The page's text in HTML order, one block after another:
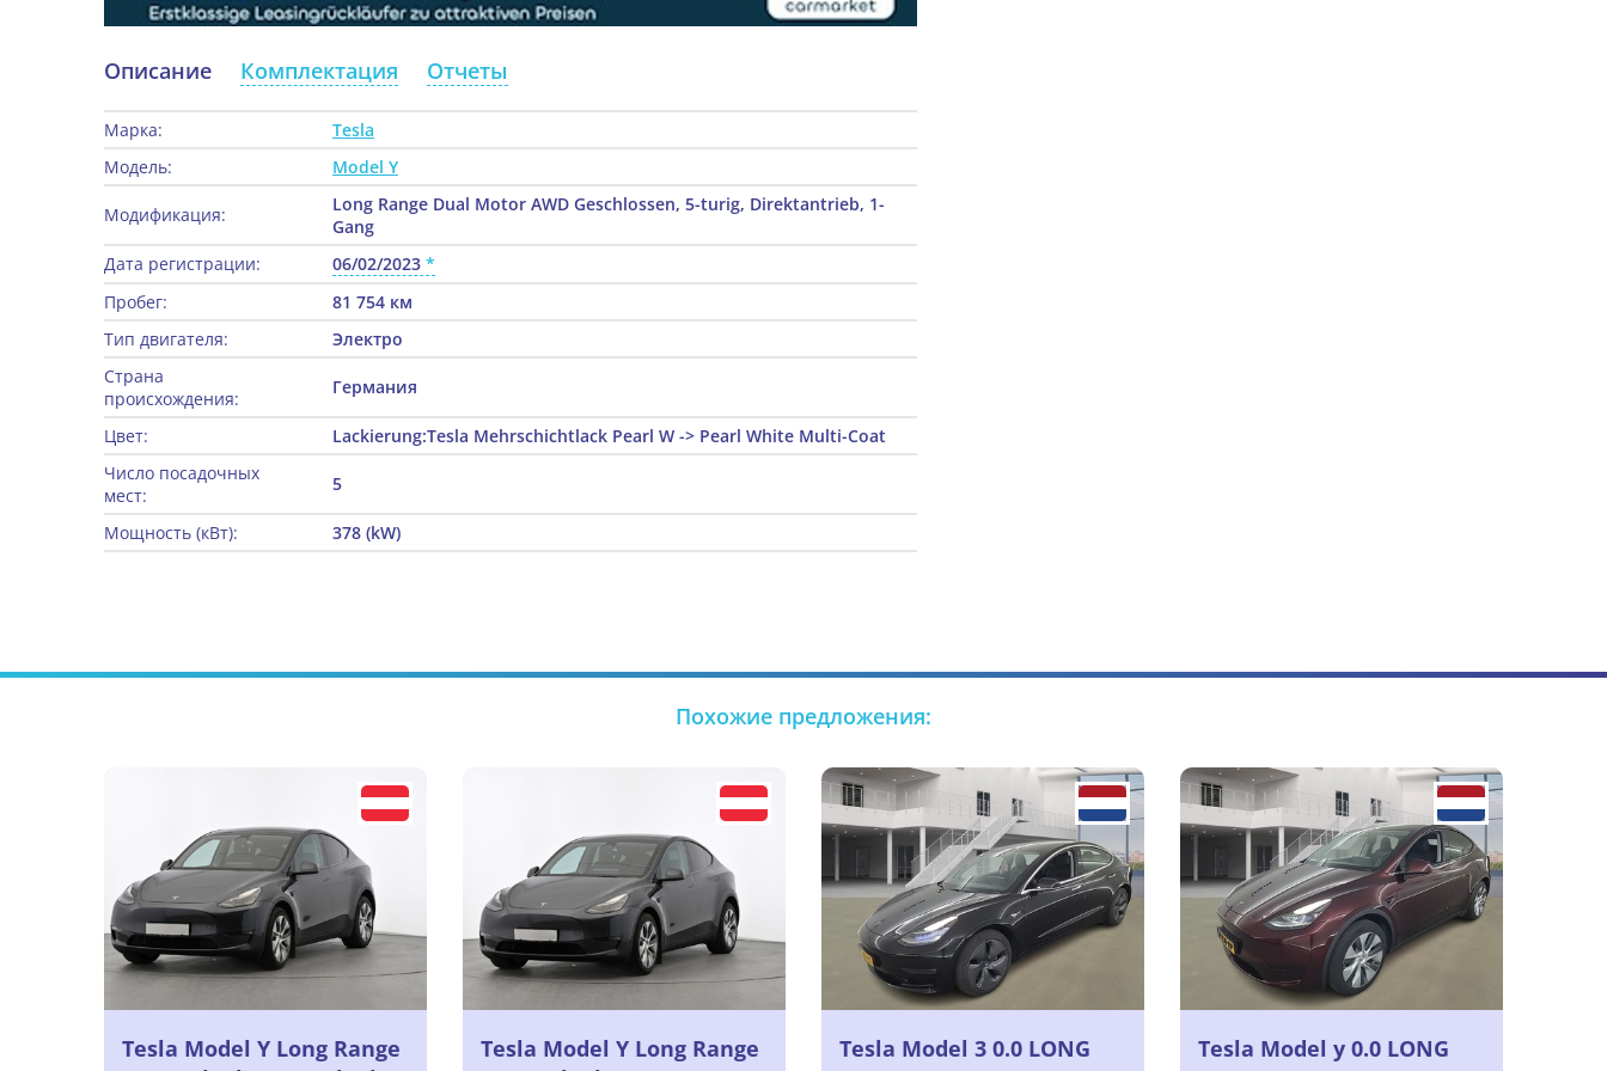
Описание Комплектация Отчеты
Марка:
Tesla
Модель:
Model Y
Модификация:
Long Range Dual Motor AWD Geschlossen, 5-turig, Direktantrieb, 1-
Gang
Дата регистрации:
06/02/2023
Пробег:
81 754 км
Тип двигателя:
Электро
Страна
происхождения:
Германия
Цвет:
Lackierung:Tesla Mehrschichtlack Pearl W -> Pearl White Multi-Coat
Число посадочных
мест:
5
Мощность (кВт): 378 (kW)
Похожие предложения:
Tesla Model Y Long Range
Tesla Model Y Long Range
Tesla Model 3 0.0 LONG
Tesla Model y 0.0 LONG